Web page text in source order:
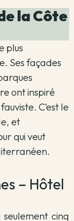
la Côte
plus
Ses façades
ont inspiré
C’est le
et
qui veut
– Hôtel
cinq